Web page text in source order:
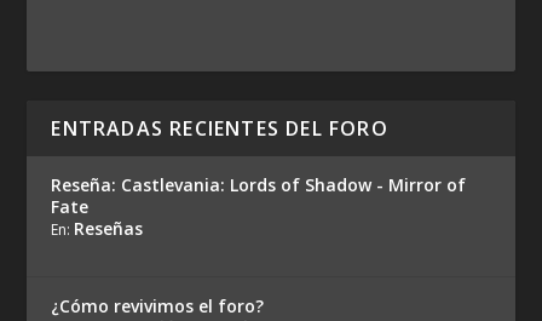
ENTRADAS RECIENTES DEL FORO
Reseña: Castlevania: Lords of Shadow - Mirror of
Fate
En: Reseñas
¿Cómo revivimos el foro?